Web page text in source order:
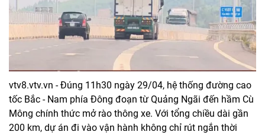
vtv8.vtv.vn - Đúng 11h30 ngày 29/04, hệ thống đường cao
tốc Bắc - Nam phía Đông đoạn từ Quảng Ngãi đến hầm Cù
Mông chính thức mở rào thông xe. Với tổng chiều dài gần
200 km, dự án đi vào vận hành không chỉ rút ngắn thời